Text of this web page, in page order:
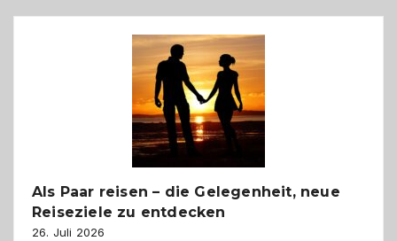
Als Paar reisen – die Gelegenheit, neue
Reiseziele zu entdecken
26. Juli 2026